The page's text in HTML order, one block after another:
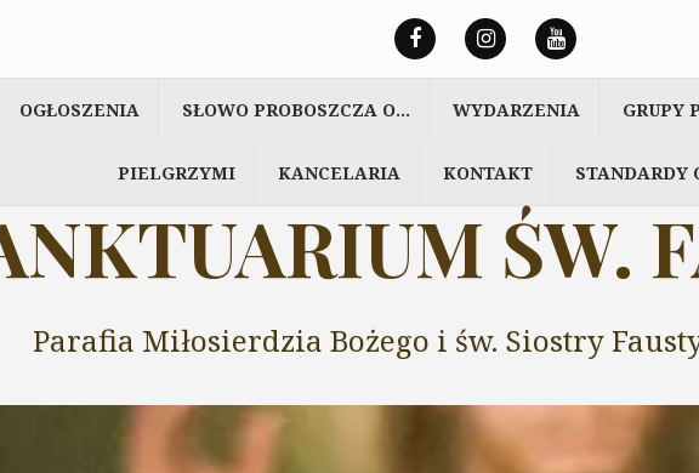
OGŁOSZENIA SŁOWO PROBOSZCZA O… WYDARZENIA GRUPY
PIELGRZYMI KANCELARIA KONTAKT STANDARDY
ŚW.
Parafia Miłosierdzia Bożego i św. Siostry